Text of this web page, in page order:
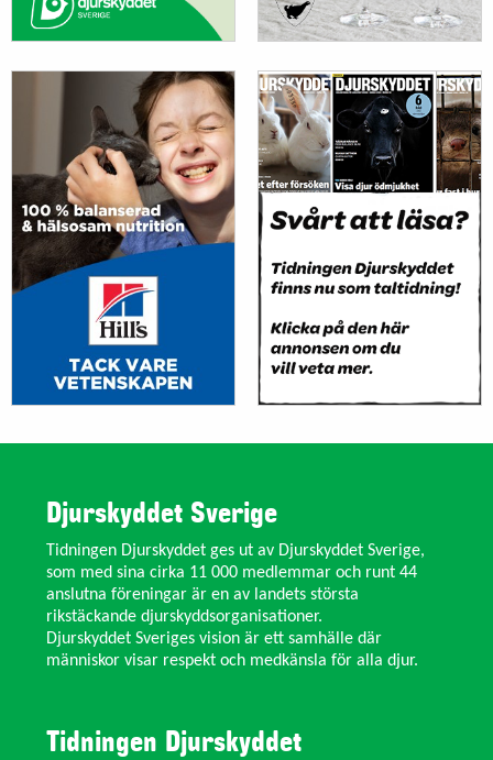
Djurskyddet Sverige
Tidningen Djurskyddet ges ut av Djurskyddet Sverige,
som med sina cirka 11 000 medlemmar och runt 44
anslutna föreningar är en av landets största
rikstäckande djurskyddsorganisationer.
Djurskyddet Sveriges vision är ett samhälle där
människor visar respekt och medkänsla för alla djur.
Tidningen Djurskyddet